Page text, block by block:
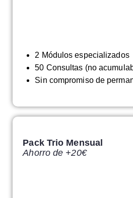
2 Módulos especializados
50 Consultas (no
Sin compromiso de
Pack Trio Mensual
Ahorro de +20€